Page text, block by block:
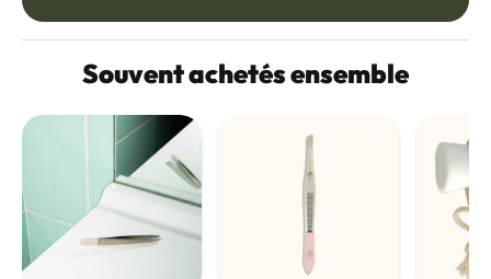
Souvent achetés ensemble